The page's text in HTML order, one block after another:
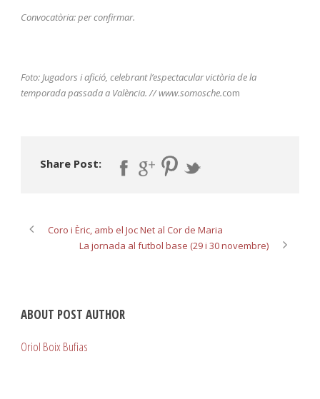
Convocatòria: per confirmar.
Foto: Jugadors i afició, celebrant l’espectacular victòria de la
temporada passada a València. // www.somosche.com
Share Post:
Coro i Èric, amb el Joc Net al Cor de Maria
La jornada al futbol base (29 i 30 novembre)
ABOUT POST AUTHOR
Oriol Boix Bufias